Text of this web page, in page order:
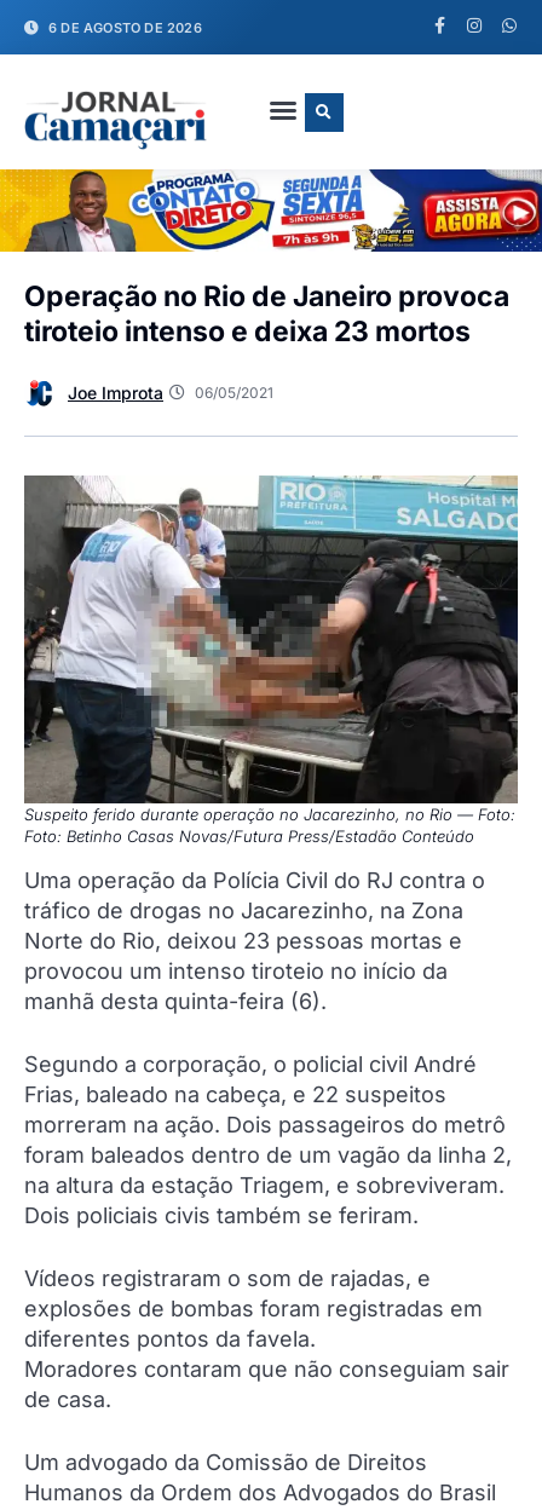
6 DE AGOSTO DE 2026
Operação no Rio de Janeiro provoca
tiroteio intenso e deixa 23 mortos
Joe Improta 06/05/2021
Suspeito ferido durante operação no Jacarezinho, no Rio — Foto:
Foto: Betinho Casas Novas/Futura Press/Estadão Conteúdo
Uma operação da Polícia Civil do RJ contra o
tráfico de drogas no Jacarezinho, na Zona
Norte do Rio, deixou 23 pessoas mortas e
provocou um intenso tiroteio no início da
manhã desta quinta-feira (6).
Segundo a corporação, o policial civil André
Frias, baleado na cabeça, e 22 suspeitos
morreram na ação. Dois passageiros do metrô
foram baleados dentro de um vagão da linha 2,
na altura da estação Triagem, e sobreviveram.
Dois policiais civis também se feriram.
Vídeos registraram o som de rajadas, e
explosões de bombas foram registradas em
diferentes pontos da favela.
Moradores contaram que não conseguiam sair
de casa.
Um advogado da Comissão de Direitos
Humanos da Ordem dos Advogados do Brasil